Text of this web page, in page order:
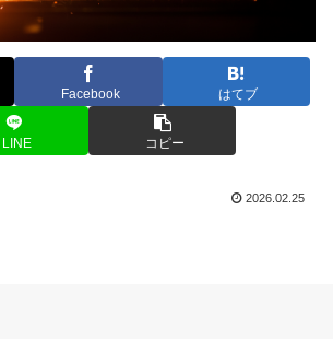
Facebook はてブ
LINE コピー
2026.02.25